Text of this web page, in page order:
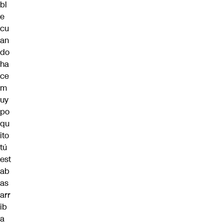
bl
e
cu
an
do
ha
ce
m
uy
po
qu
ito
tú
est
ab
as
arr
ib
a